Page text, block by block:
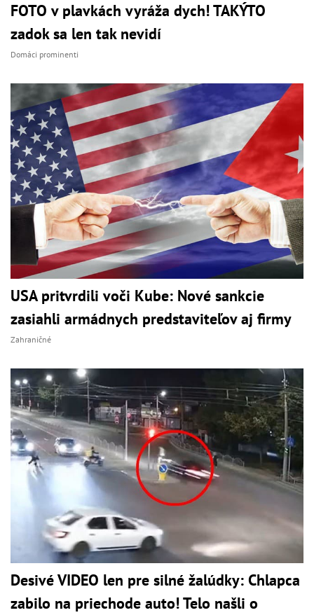
FOTO v plavkách vyráža dych! TAKÝTO
zadok sa len tak nevidí
Domáci prominenti
USA pritvrdili voči Kube: Nové sankcie
zasiahli armádnych predstaviteľov aj firmy
Zahraničné
Desivé VIDEO len pre silné žalúdky: Chlapca
zabilo na priechode auto! Telo našli o